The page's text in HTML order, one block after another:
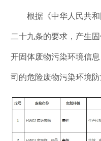
根据《中华人民共
二十九条的要求，产生
开固体废物污染环境信
司的危险废物污染环境防